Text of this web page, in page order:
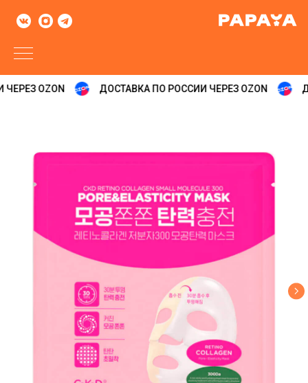
OZON ДОСТАВКА ПО РОССИИ ЧЕРЕЗ OZON